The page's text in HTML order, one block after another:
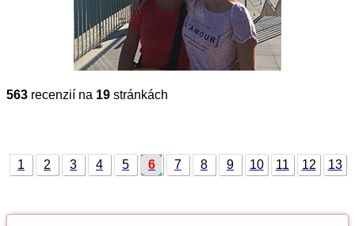
563 recenzií na 19 stránkách
1 2 3 4 5 6 7 8 9 10 11 12 13